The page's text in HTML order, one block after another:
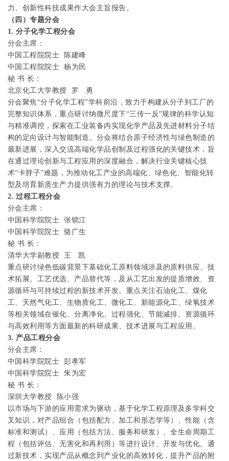
力、创新性科技成果作大会主旨报告。
（四）专题分会
1.分子化学工程分会
分会主席：
中国工程院院士
陈建峰
中国工程院院士
杨为民
秘 书 长：
北京化工大学教授
罗
勇
分会聚焦“分子化学工程”学科前沿，致力于构建从分子到工厂的
完整知识体系，重点研讨纳微尺度下“三传一反”规律的科学认知
与精准调控，探索在工业装备内实现化学产品及先进材料分子结
构的定向设计与智能制造。分会将结合原子经济性与绿色制造的
最新进展，深入交流高端化学品创制及过程强化的关键技术，旨
在通过理论创新与工程应用的深度融合，解决行业关键核心技
术“卡脖子”难题，为推动化工产业的高端化、绿色化、智能化转
型及培育新质生产力提供强有力的理论与技术支撑。
2.过程工程分会
分会主席：
中国科学院院士
张锁江
中国科学院院士
骆广生
秘 书 长：
清华大学副教授
王
凯
重点研讨绿色低碳背景下基础化工原料领域涉及的原料供应、技
术拓展、工艺优选、产品替代等，及从工艺出发的提质增效、资
源循环与可持续过程的新技术开发。重点关注石油化工、煤化
工、天然气化工、生物质化工、微化工、新能源化工、绿氢技术
等相关领域在催化、分离净化、过程强化、节能减排、资源循环
与高效利用等方面最新的科研成果、技术进展与工程应用。
3. 产品工程分会
分会主席：
中国科学院院士
彭孝军
中国科学院院士
朱为宏
秘 书 长：
深圳大学教授
陈小强
以市场与下游的应用需求为驱动，基于化学工程原理及多学科交
叉知识，对产品组合（包括配方、加工和形态学等）、性能（含
标准和测试）、应用（包括方法、服务和研发）、全生命周期工
程（包括评估、无害化和再利用）等进行设计、开发与优化。通
过新技术，实现产品从概念到产业化的高效转化，提升产品的附